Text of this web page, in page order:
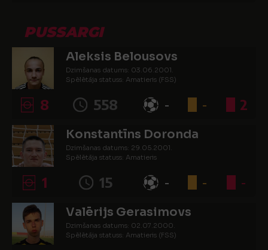
PUSSARGI
Aleksis Belousovs
Dzimšanas datums: 03.06.2001.
Spēlētāja statuss: Amatieris (FSS)
8 558 - - 2
Konstantīns Doronda
Dzimšanas datums: 29.05.2001.
Spēlētāja statuss: Amatieris
1 15 - - -
Valērijs Gerasimovs
Dzimšanas datums: 02.07.2000.
Spēlētāja statuss: Amatieris (FSS)